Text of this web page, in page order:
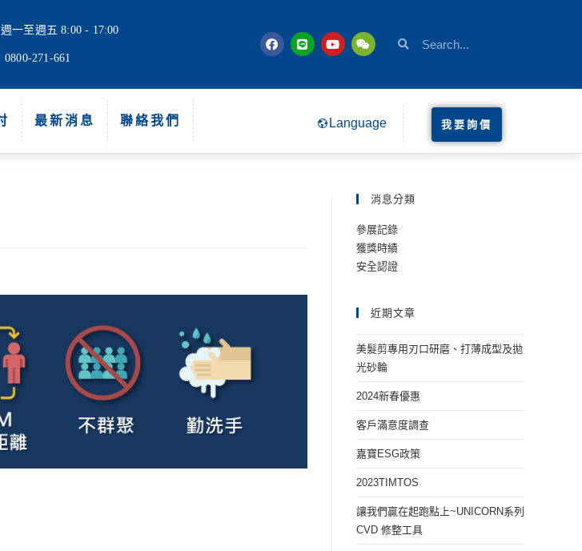
週一至週五 8:00 - 17:00
0800-271-661
最新消息 聯絡我們 Language 我要詢價
消息分類
參展記錄
獲獎時績
安全認證
近期文章
美髮剪專用刃口研磨、打薄成型及拋
光砂輪
2024新春優惠
客戶滿意度調查
嘉寶ESG政策
2023TIMTOS
讓我們贏在起跑點上~UNICORN系列
CVD 修整工具